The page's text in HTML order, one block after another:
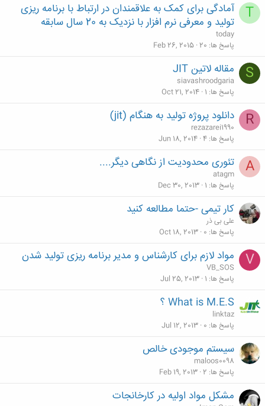
T
آمادگی برای کمک به علاقمندان در ارتباط با برنامه ریزی
تولید و معرفی نرم افزار با نزدیک به 20 سال سابقه
today
پاسخ ها 20
Feb 26, 2015
S مقاله لاتین JIT
siavashroodgaria
پاسخ ها 1
Oct 21, 2014
R دانلود پروژه تولید به هنگام (jit)
rezazarei1990
پاسخ ها 4
Jun 18, 2014
A تئوری محدودیت از نگاهی دیگر....
atagm
پاسخ ها 1
Dec 30, 2013
کار تیمی -حتما مطالعه کنید
علی بی ذر
پاسخ ها 0
Oct 18, 2013
V مواد لازم برای کارشناس و مدیر برنامه ریزی تولید شدن
VB_SOS
پاسخ ها 1
Jul 25, 2013
What is M.E.S ؟
linktaz
پاسخ ها 0
Jul 12, 2013
سیستم موجودی خالص
maloos0098
پاسخ ها 2
Feb 19, 2013
مشکل مواد اولیه در کارخانجات